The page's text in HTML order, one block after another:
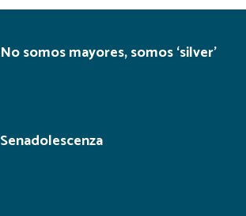
No somos mayores, somos ‘silver’
Senadolescenza